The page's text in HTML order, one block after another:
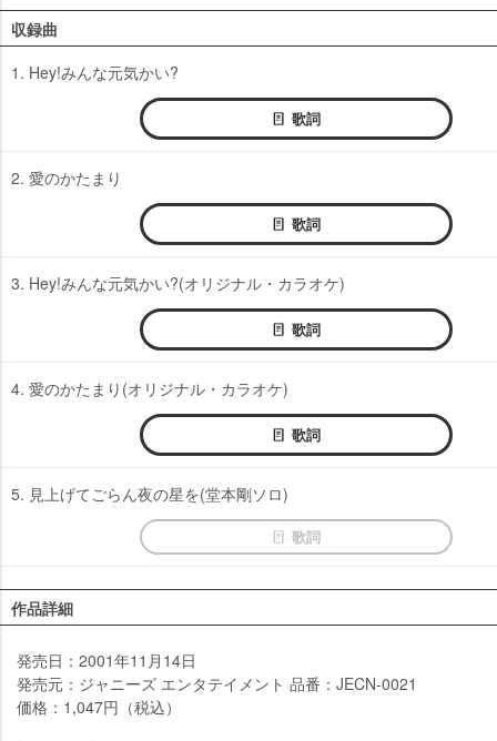
収録曲
1. Hey!みんな元気かい?
歌詞
2. 愛のかたまり
歌詞
3. Hey!みんな元気かい?(オリジナル・カラオケ)
歌詞
4. 愛のかたまり(オリジナル・カラオケ)
歌詞
5. 見上げてごらん夜の星を(堂本剛ソロ)
歌詞
作品詳細
発売日：2001年11月14日
発売元：ジャニーズ エンタテイメント 品番：JECN-0021
価格：1,047円（税込）